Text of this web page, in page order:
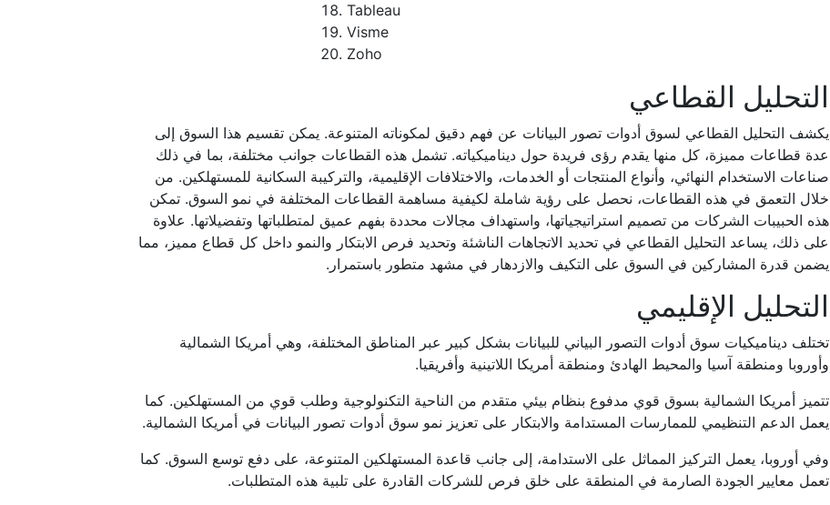
Tableau
Visme
Zoho
التحليل القطاعي
يكشف التحليل القطاعي لسوق أدوات تصور البيانات عن فهم دقيق لمكوناته المتنوعة. يمكن تقسيم هذا السوق إلى
عدة قطاعات مميزة، كل منها يقدم رؤى فريدة حول ديناميكياته. تشمل هذه القطاعات جوانب مختلفة، بما في ذلك
صناعات الاستخدام النهائي، وأنواع المنتجات أو الخدمات، والاختلافات الإقليمية، والتركيبة السكانية للمستهلكين. من
خلال التعمق في هذه القطاعات، نحصل على رؤية شاملة لكيفية مساهمة القطاعات المختلفة في نمو السوق. تمكن
هذه الحبيبات الشركات من تصميم استراتيجياتها، واستهداف مجالات محددة بفهم عميق لمتطلباتها وتفضيلاتها. علاوة
على ذلك، يساعد التحليل القطاعي في تحديد الاتجاهات الناشئة وتحديد فرص الابتكار والنمو داخل كل قطاع مميز، مما
يضمن قدرة المشاركين في السوق على التكيف والازدهار في مشهد متطور باستمرار.
التحليل الإقليمي
تختلف ديناميكيات سوق أدوات التصور البياني للبيانات بشكل كبير عبر المناطق المختلفة، وهي أمريكا الشمالية
وأوروبا ومنطقة آسيا والمحيط الهادئ ومنطقة أمريكا اللاتينية وأفريقيا.
تتميز أمريكا الشمالية بسوق قوي مدفوع بنظام بيئي متقدم من الناحية التكنولوجية وطلب قوي من المستهلكين. كما
يعمل الدعم التنظيمي للممارسات المستدامة والابتكار على تعزيز نمو سوق أدوات تصور البيانات في أمريكا الشمالية.
وفي أوروبا، يعمل التركيز المماثل على الاستدامة، إلى جانب قاعدة المستهلكين المتنوعة، على دفع توسع السوق. كما
تعمل معايير الجودة الصارمة في المنطقة على خلق فرص للشركات القادرة على تلبية هذه المتطلبات.